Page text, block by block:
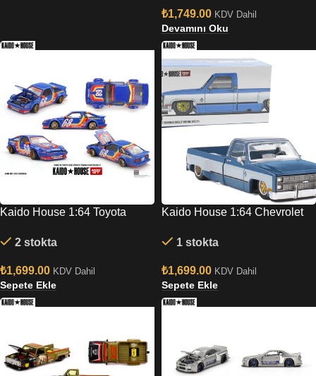
₺1,749.00 KDV Dahil
Devamını Oku
Kaido House 1:64 Toyota
Racing V1
2 stokta
₺1,699.00 KDV Dahil
Sepete Ekle
Kaido House 1:64 Chevrolet
V1 1 stokta
₺1,699.00 KDV Dahil
Sepete Ekle